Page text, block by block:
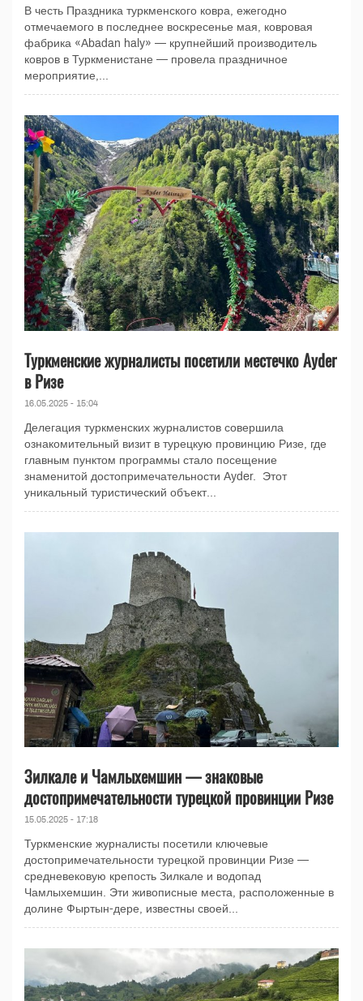
В честь Праздника туркменского ковра, ежегодно
отмечаемого в последнее воскресенье мая, ковровая
фабрика «Abadan haly» — крупнейший производитель
ковров в Туркменистане — провела праздничное
мероприятие,...
Туркменские журналисты посетили местечко Ayder
в Ризе
16.05.2025 - 15:04
Делегация туркменских журналистов совершила
ознакомительный визит в турецкую провинцию Ризе, где
главным пунктом программы стало посещение
знаменитой достопримечательности Ayder. Этот
уникальный туристический объект...
Зилкале и Чамлыхемшин — знаковые
достопримечательности турецкой провинции Ризе
15.05.2025 - 17:18
Туркменские журналисты посетили ключевые
достопримечательности турецкой провинции Ризе —
средневековую крепость Зилкале и водопад
Чамлыхемшин. Эти живописные места, расположенные в
долине Фыртын-дере, известны своей...